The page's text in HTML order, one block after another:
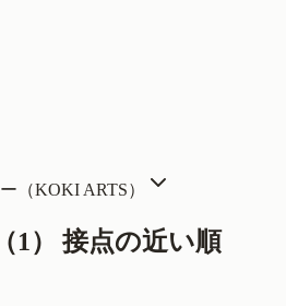
（KOKI ARTS）
1） 接点の近い順